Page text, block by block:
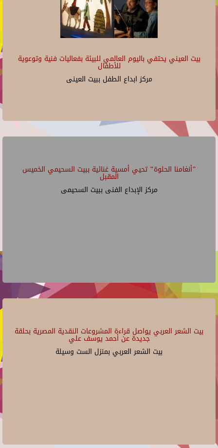
بيت العيني يحتفي باليوم العالمي للبيئة بفعاليات فنية وتوعوية
للأطفال
مركز ابداع الطفل ببيت العينى
"أنغامنا الحلوة" تحيي أمسية غنائية ببيت السحيمي الخميس
المقبل
مركز الإبداع الفنى ببيت السحيمى
بيت الشعر العربي يواصل قراءة المشروعات النقدية المصرية بحلقة
جديدة عن أحمد يوسف علي
بيت الشعر العربي بمنزل الست وسيلة